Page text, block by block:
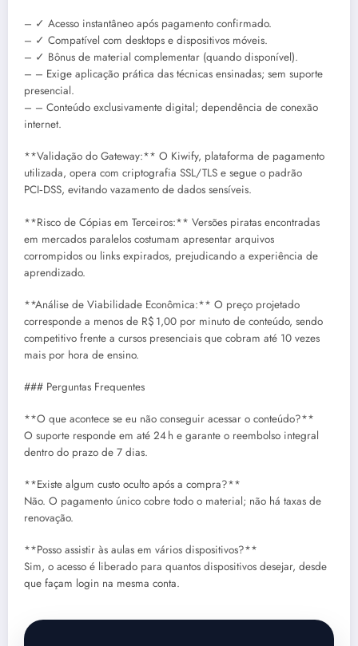
– ✓ Acesso instantâneo após pagamento confirmado.
– ✓ Compatível com desktops e dispositivos móveis.
– ✓ Bônus de material complementar (quando disponível).
– – Exige aplicação prática das técnicas ensinadas; sem suporte
presencial.
– – Conteúdo exclusivamente digital; dependência de conexão
internet.
**Validação do Gateway:** O Kiwify, plataforma de pagamento
utilizada, opera com criptografia SSL/TLS e segue o padrão
PCI‑DSS, evitando vazamento de dados sensíveis.
**Risco de Cópias em Terceiros:** Versões piratas encontradas
em mercados paralelos costumam apresentar arquivos
corrompidos ou links expirados, prejudicando a experiência de
aprendizado.
**Análise de Viabilidade Econômica:** O preço projetado
corresponde a menos de R$ 1,00 por minuto de conteúdo, sendo
competitivo frente a cursos presenciais que cobram até 10 vezes
mais por hora de ensino.
### Perguntas Frequentes
**O que acontece se eu não conseguir acessar o conteúdo?**
O suporte responde em até 24 h e garante o reembolso integral
dentro do prazo de 7 dias.
**Existe algum custo oculto após a compra?**
Não. O pagamento único cobre todo o material; não há taxas de
renovação.
**Posso assistir às aulas em vários dispositivos?**
Sim, o acesso é liberado para quantos dispositivos desejar, desde
que façam login na mesma conta.